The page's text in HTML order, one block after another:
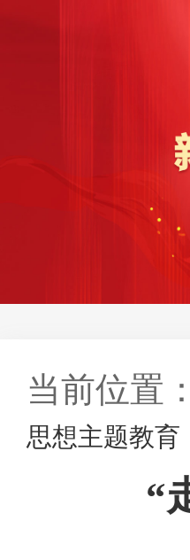
当前位置：
思想主题教育
“